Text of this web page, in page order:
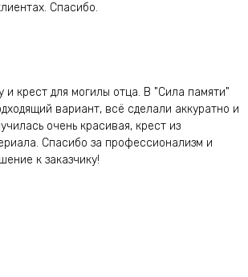
Спасибо.
и крест для могилы отца. В "Сила памяти"
вариант, всё сделали аккуратно и
очень красивая, крест из
Спасибо за профессионализм и
к заказчику!